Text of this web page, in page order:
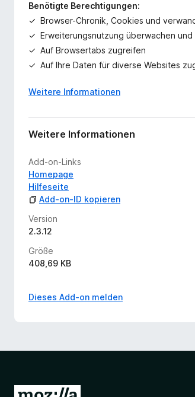
Benötigte Berechtigungen:
Browser-Chronik, Cookies und
Erweiterungsnutzung überwachen
Auf Browsertabs zugreifen
Auf Ihre Daten für diverse Websites
Weitere Informationen
Weitere Informationen
Add-on-Links
Homepage
Hilfeseite
Add-on-ID kopieren
Version
2.3.12
Größe
408,69 KB
Dieses Add-on melden
Z